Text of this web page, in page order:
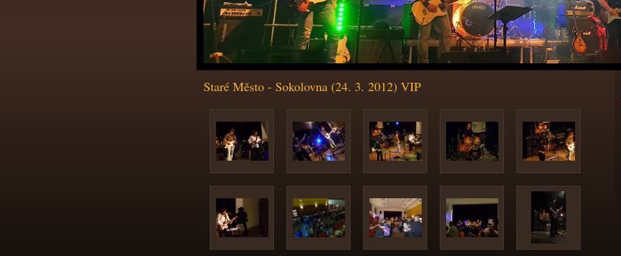
Staré Město - Sokolovna (24. 3. 2012) VIP